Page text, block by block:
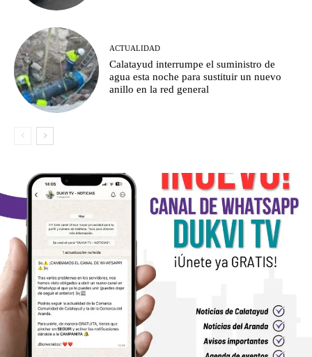
ACTUALIDAD
Calatayud interrumpe el suministro de
agua esta noche para sustituir un nuevo
anillo en la red general